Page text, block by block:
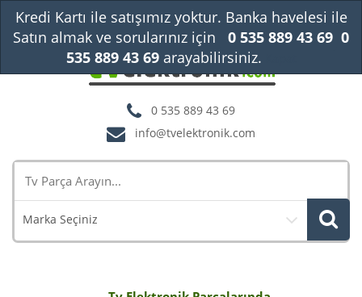
0 535 889 43 69
info@tvelektronik.com
Marka Seçiniz
Kredi Kartı ile satışımız yoktur. Banka havelesi ile
Satın almak ve sorularınız için
0 535 889 43 69 0
535 889 43 69arayabilirsiniz.